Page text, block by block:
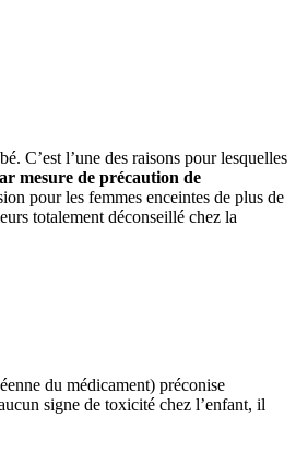
C’est l’une des raisons pour lesquelles
mesure de précaution de
pour les femmes enceintes de plus de
totalement déconseillé chez la
du médicament) préconise
signe de toxicité chez l’enfant, il